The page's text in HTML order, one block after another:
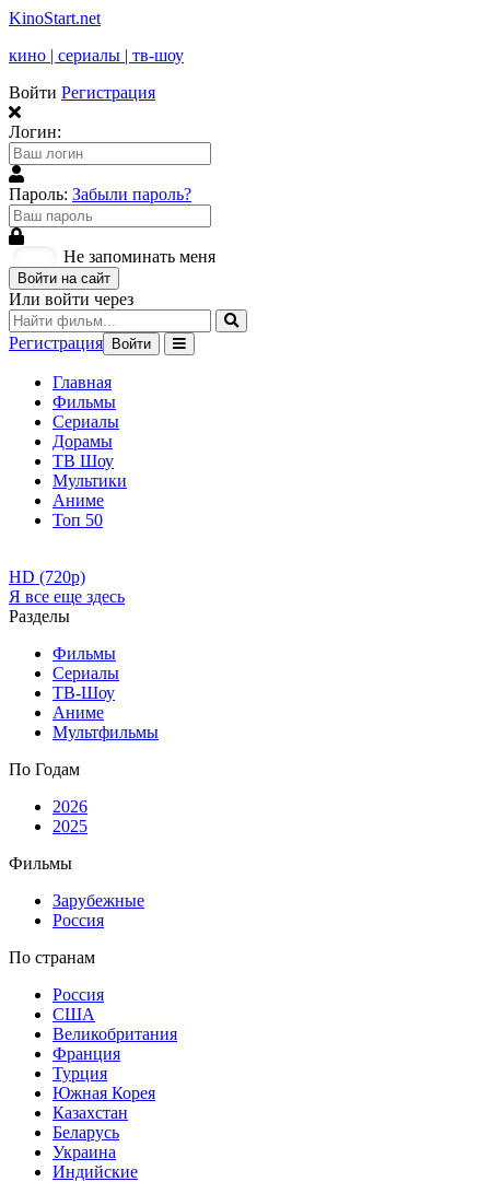
KinoStart.net
кино | сериалы | тв-шоу
Войти Регистрация
Логин:
Пароль: Забыли пароль?
Не запоминать меня
Войти на сайт
Или войти через
Регистрация Войти
Главная
Фильмы
Сериалы
Дорамы
ТВ Шоу
Мультики
Аниме
Топ 50
HD (720p)
Я все еще здесь
Разделы
Фильмы
Сериалы
ТВ-Шоу
Аниме
Мультфильмы
По Годам
2026
2025
Фильмы
Зарубежные
Россия
По странам
Россия
США
Великобритания
Франция
Турция
Южная Корея
Казахстан
Беларусь
Украина
Индийские